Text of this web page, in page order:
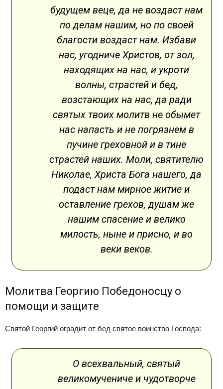
будущем веце, да не воздаст нам
по делам нашим, но по своей
благости воздаст нам. Избави
нас, угодниче Христов, от зол,
находящих на нас, и укроти
волны, страстей и бед,
возстающих на нас, да ради
святых твоих молитв не обымет
нас напасть и не погрязнем в
пучине греховной и в тине
страстей наших. Моли, святителю
Николае, Христа Бога нашего, да
подаст нам мирное житие и
оставление грехов, душам же
нашим спасение и велико
милость, ныне и присно, и во
веки веков.
Молитва Георгию Победоносцу о
помощи и защите
Святой Георгий оградит от бед святое воинство Господа:
О всехвальный, святый
великомучениче и чудотворче